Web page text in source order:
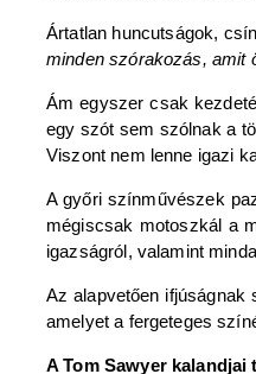
Ártatlan huncutságok,
minden szórakozás, amit
Ám egyszer csak
egy szót sem szólnak a
Viszont nem lenne igazi
A győri színművészek
mégiscsak motoszkál a
igazságról, valamint
Az alapvetően
amelyet a fergeteges
A Tom Sawyer